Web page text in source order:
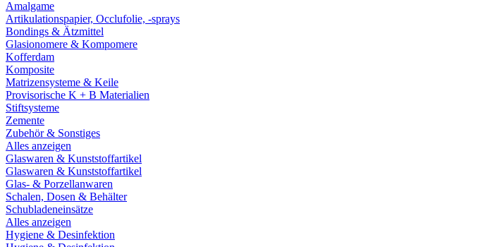
Amalgame
Artikulationspapier, Occlufolie, -sprays
Bondings & Ätzmittel
Glasionomere & Kompomere
Kofferdam
Komposite
Matrizensysteme & Keile
Provisorische K + B Materialien
Stiftsysteme
Zemente
Zubehör & Sonstiges
Alles anzeigen
Glaswaren & Kunststoffartikel
Glaswaren & Kunststoffartikel
Glas- & Porzellanwaren
Schalen, Dosen & Behälter
Schubladeneinsätze
Alles anzeigen
Hygiene & Desinfektion